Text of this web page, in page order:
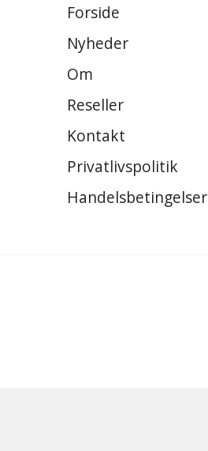
Forside
Nyheder
Om
Reseller
Kontakt
Privatlivspolitik
Handelsbetingelser